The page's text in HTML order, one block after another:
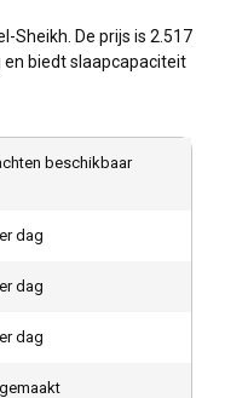
Sheikh. De prijs is 2.517
en biedt slaapcapaciteit
beschikbaar
dag
dag
dag